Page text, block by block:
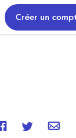
Créer un